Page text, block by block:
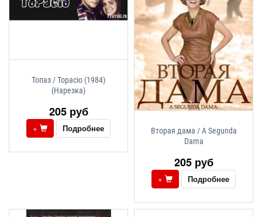
Топаз / Topacio (1984)
(Нарезка)
205 руб
+ Подробнее
Вторая дама / A Segunda
Dama
205 руб
+ Подробнее